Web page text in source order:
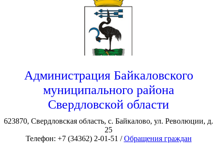
Администрация Байкаловского
муниципального района
Свердловской области
623870, Свердловская область, с. Байкалово, ул. Революции, д.
25
Телефон: +7 (34362) 2-01-51 /Обращения граждан